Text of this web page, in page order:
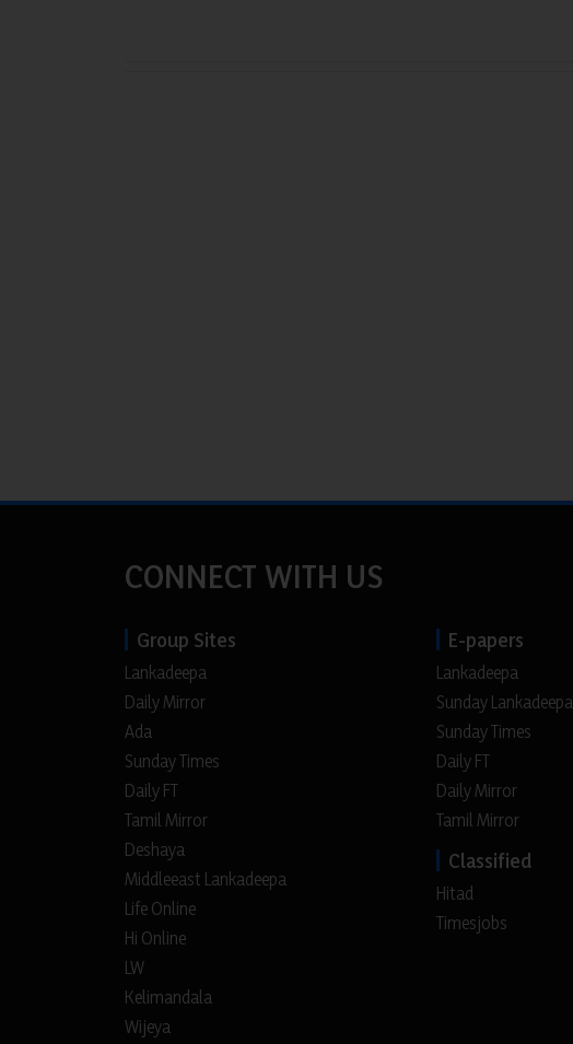
CONNECT WITH US
Group Sites
Lankadeepa
Daily Mirror
Ada
Sunday Times
Daily FT
Tamil Mirror
Deshaya
Middleeast Lankadeepa
Life Online
Hi Online
LW
Kelimandala
Wijeya
E-papers
Lankadeepa
Sunday Lankadeepa
Sunday Times
Daily FT
Daily Mirror
Tamil Mirror
Classified
Hitad
Timesjobs